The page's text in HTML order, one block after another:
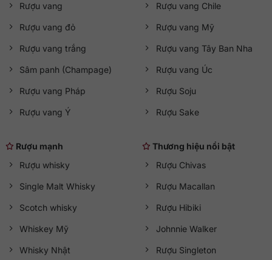
Rượu vang
Rượu vang đỏ
Rượu vang trắng
Sâm panh (Champage)
Rượu vang Pháp
Rượu vang Ý
Rượu vang Chile
Rượu vang Mỹ
Rượu vang Tây Ban Nha
Rượu vang Úc
Rượu Soju
Rượu Sake
Rượu mạnh
Rượu whisky
Single Malt Whisky
Scotch whisky
Whiskey Mỹ
Whisky Nhật
Thương hiệu nổi bật
Rượu Chivas
Rượu Macallan
Rượu Hibiki
Johnnie Walker
Rượu Singleton